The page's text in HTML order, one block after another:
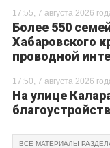
17:55, 7 августа 2026
Более 550
Хабаровского
проводной
17:50, 7 августа 2026
На улице
ВСЕ МАТЕРИАЛЫ